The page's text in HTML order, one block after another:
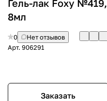
Гель-лак Foxy №419,
8мл
0
Нет отзывов
Арт. 906291
Заказать